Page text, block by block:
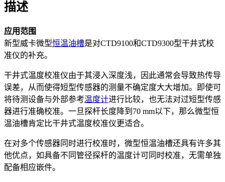
描述
应用范围
新型威卡微型恒温油槽是对CTD9100和CTD9300型干井式校
准仪的补充。
干井式温度校准仪由于其浸入深度浅，因此通常会导致热传导
误差，从而使得短型传感器的测量不确定度大大增加。即使可
将待测设备与外部参考温度计进行比较，也无法对过短型传感
器进行准确校准。一旦探杆长度降到70 mm以下，那么微型恒
温油槽肯定比干井式温度校准仪更适合。
在对多个传感器同时进行校准时，微型恒温油槽还具有许多其
他优点，如具备不同管径探杆的温度计可同时校准，无需单独
配备相应嵌件。